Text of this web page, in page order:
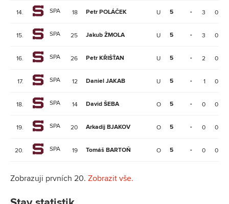
14. SPA 18 Petr POLÁČEK U 5 - 3 0
15. SPA 25 Jakub ŽMOLA U 5 - 3 0
16. SPA 26 Petr KŘIŠŤAN U 5 - 2 0
17. SPA 12 Daniel JAKAB U 5 - 1 0
18. SPA 14 David ŠEBA O 5 - 0 0
19. SPA 20 Arkadij BJAKOV O 5 - 0 0
20. SPA 19 Tomáš BARTOŇ O 5 - 0 0
Zobrazuji prvních 20. Zobrazit vše.